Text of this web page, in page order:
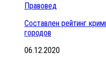
Правовед
Составлен рейтинг
городов
06.12.2020